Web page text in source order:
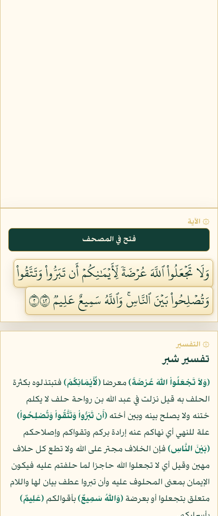
۞ الآية
فتح في المصحف
وَلَا تَجۡعَلُواْ ٱللَّهَ عُرۡضَةٗ لِّأَيۡمَٰنِكُمۡ أَن تَبَرُّواْ وَتَتَّقُواْ
وَتُصۡلِحُواْ بَيۡنَ ٱلنَّاسِۚ وَٱللَّهُ سَمِيعٌ عَلِيمٞ ٢٢٤
۞ التفسير
تفسير شبر
﴿وَلاَ تَجْعَلُواْ اللّهَ عُرْضَةً﴾معرضا﴿لِّأَيْمَانِكُمْ﴾فتبتذلوه بكثرة
الحلف به قيل نزلت في عبد الله بن رواحة حلف لا يكلم
ختنه ولا يصلح بينه وبين أخته﴿أَن تَبَرُّواْ وَتَتَّقُواْ وَتُصْلِحُواْ﴾
علة للنهي أي نهاكم عنه إرادة بركم وتقواكم وإصلاحكم
﴿بَيْنَ النَّاسِ﴾فإن الخلاف مجتر على الله ولا تطع كل حلاف
مهين وقيل أي لا تجعلوا الله حاجزا لما حلفتم عليه فيكون
الإيمان بمعنى المحلوف عليه وأن تبروا عطف بيان لها واللام
متعلق بتجعلوا أو بعرضة﴿وَاللّهُ سَمِيعٌ﴾بأقوالكم﴿عَلِيمٌ﴾